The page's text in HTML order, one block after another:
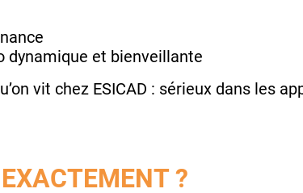
dynamique et bienveillante
vit chez ESICAD : sérieux dans les
?